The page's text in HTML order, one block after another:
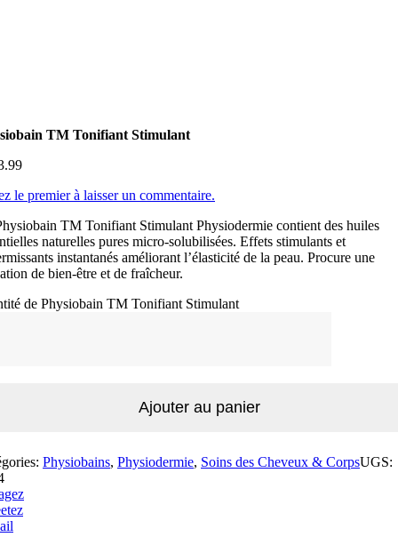
TM Tonifiant Stimulant
le premier à laisser un commentaire.
TM Tonifiant Stimulant Physiodermie contient des huiles
naturelles pures micro-solubilisées. Effets stimulants et
instantanés améliorant l’élasticité de la peau. Procure une
de bien-être et de fraîcheur.
de Physiobain TM Tonifiant Stimulant
Ajouter au panier
Physiobains, Physiodermie, Soins des Cheveux & CorpsUGS: